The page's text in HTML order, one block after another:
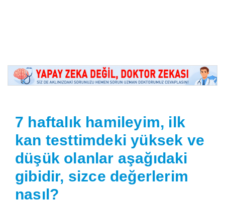
7 haftalık hamileyim, ilk
kan testtimdeki yüksek ve
düşük olanlar aşağıdaki
gibidir, sizce değerlerim
nasıl?